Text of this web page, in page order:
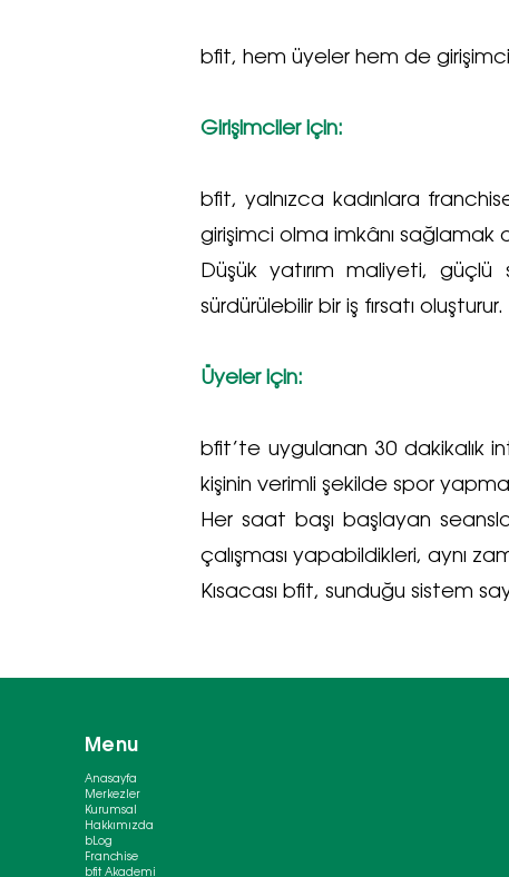
bfit, hem üyeler hem de
Girişimciler için:
bfit, yalnızca kadınlara
girişimci olma imkânı sağlamak
Düşük yatırım maliyeti,
sürdürülebilir bir iş fırsatı oluşturur.
Üyeler için:
bfit’te uygulanan 30 dakikalık
kişinin verimli şekilde spor
Her saat başı başlayan
çalışması yapabildikleri, aynı
Kısacası bfit, sunduğu sistem
Menu
Anasayfa
Merkezler
Kurumsal
Hakkımızda
bLog
Franchise
bfit Akademi